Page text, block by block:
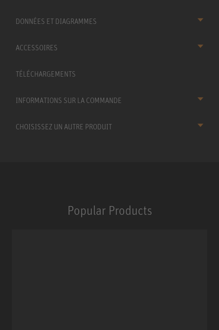
DONNÉES ET DIAGRAMMES
ACCESSOIRES
TÉLÉCHARGEMENTS
INFORMATIONS SUR LA COMMANDE
CHOISISSEZ UN AUTRE PRODUIT
Popular Products